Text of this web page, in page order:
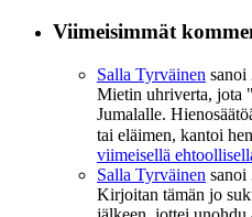
Viimeisimmät
Salla Tyrväinen sanoi
Mietin uhriverta, jota
Jumalalle.
tai eläimen, kantoi
viimeisellä
Salla Tyrväinen sanoi
Kirjoitan tämän jo